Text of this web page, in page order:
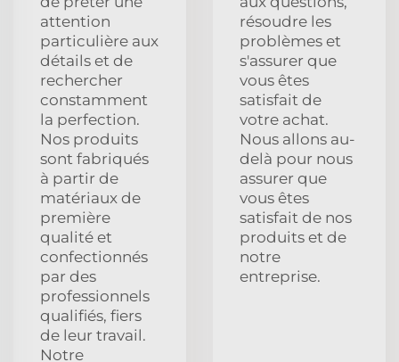
attention
particulière aux
détails et de
rechercher
constamment
la perfection.
Nos produits
sont fabriqués
à partir de
matériaux de
première
qualité et
confectionnés
par des
professionnels
qualifiés, fiers
de leur travail.
Notre
résoudre les
problèmes et
s'assurer que
vous êtes
satisfait de
votre achat.
Nous allons au-
delà pour nous
assurer que
vous êtes
satisfait de nos
produits et de
notre
entreprise.